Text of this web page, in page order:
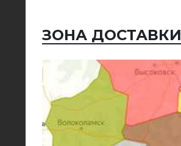
ЗОНА ДОСТАВКИ